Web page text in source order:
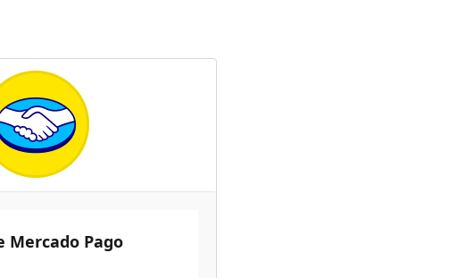
Mercado Pago